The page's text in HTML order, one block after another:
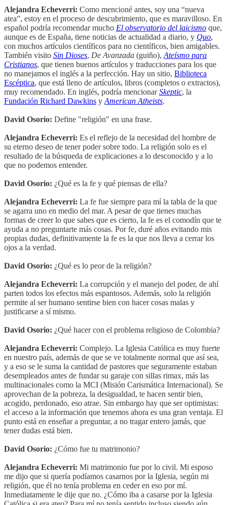
Alejandra Echeverri: Como mencioné antes, soy una “nueva
atea”, estoy en el proceso de descubrimiento, que es maravilloso. En
español podría recomendar mucho El observatorio del laicismo que,
aunque es de España, tiene noticias de actualidad a diario, y Quo,
con muchos artículos científicos para no científicos, bien amigables.
También visito Sin Dioses, De Avanzada (guiño), Ateísmo para
Cristianos, que tienen buenos artículos y traducciones para los que
no manejamos el inglés a la perfección. Hay un sitio, Biblioteca
Escéptica, que está lleno de artículos, libros (completos o extractos),
muy recomendado. En inglés, podría mencionarSkeptic, la
Fundación Richard Dawkins y American Atheists.
David Osorio: Define "religión" en una frase.
Alejandra Echeverri: Es el reflejo de la necesidad del hombre de
su eterno deseo de tener poder sobre todo. La religión solo es el
resultado de la búsqueda de explicaciones a lo desconocido y a lo
que no podemos entender.
David Osorio: ¿Qué es la fe y qué piensas de ella?
Alejandra Echeverri: La fe fue siempre para mí la tabla de la que
se agarra uno en medio del mar. A pesar de que tienes muchas
formas de creer lo que sabes que es cierto, la fe es el comodín que te
ayuda a no preguntarte más cosas. Por fe, duré años evitando mis
propias dudas, definitivamente la fe es la que nos lleva a cerrar los
ojos a la verdad.
David Osorio: ¿Qué es lo peor de la religión?
Alejandra Echeverri: La corrupción y el manejo del poder, de ahí
parten todos los efectos más espantosos. Además, solo la religión
permite al ser humano sentirse bien con hacer cosas malas y
justificarse a sí mismo.
David Osorio: ¿Qué hacer con el problema religioso de Colombia?
Alejandra Echeverri: Complejo. La Iglesia Católica es muy fuerte
en nuestro país, además de que se ve totalmente normal que así sea,
y a eso se le suma la cantidad de pastores que seguramente estaban
desempleados antes de fundar su garaje con sillas rimax, más las
multinacionales como la MCI (Misión Carismática Internacional). Se
aprovechan de la pobreza, la desigualdad, te hacen sentir bien,
acogido, perdonado, eso atrae. Sin embargo hay que ser optimistas:
el acceso a la información que tenemos ahora es una gran ventaja. El
punto está en enseñar a preguntar, a no tragar entero jamás, que
tener dudas está bien.
David Osorio: ¿Cómo fue tu matrimonio?
Alejandra Echeverri: Mi matrimonio fue por lo civil. Mi esposo
me dijo que si quería podíamos casarnos por la Iglesia, según mi
religión, que él no tenía problema en ceder en eso por mí.
Inmediatamente le dije que no. ¿Cómo iba a casarse por la Iglesia